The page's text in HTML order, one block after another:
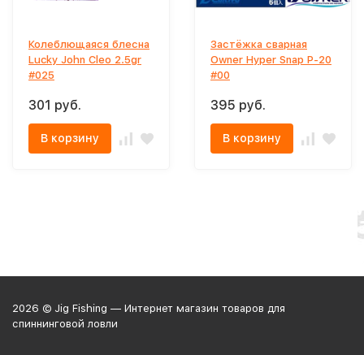
Колеблющаяся блесна
Lucky John Cleo 2.5gr
#025
301 руб.
В корзину
Застёжка сварная
Owner Hyper Snap P-20
#00
395 руб.
В корзину
2026 © Jig Fishing — Интернет магазин товаров для
спиннинговой ловли